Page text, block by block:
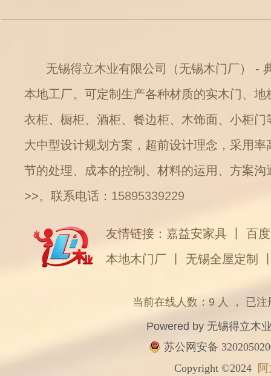
无锡得立木业有限公司（无锡木门厂） -
本地工厂。可定制生产各种材质的实木门、
衣柜、橱柜、酒柜、餐边柜、木饰面、小柜
大中型设计规划方案，超前设计理念，采用
节的处理、成本的控制、材料的运用、方案
>>。联系电话： 15895339229
友情链接： 嘉益安家具
百
本地木门厂
无锡全屋定制
当前在线人数：9 人 ， 已
Powered by 无锡得立木
苏公网安备
Copyright ©2024